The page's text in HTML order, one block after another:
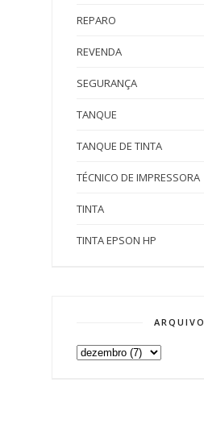
REPARO
REVENDA
SEGURANÇA
TANQUE
TANQUE DE TINTA
TÉCNICO DE IMPRESSORA
TINTA
TINTA EPSON HP
ARQUIVO